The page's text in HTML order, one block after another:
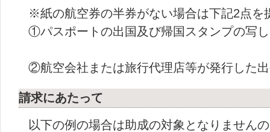
※紙の航空券の半券がない場合は下記2点を
①パスポートの出国及び帰国スタンプの写し
②航空会社または旅行代理店等が発行した
請求にあたって
以下の例の場合は助成の対象となりません